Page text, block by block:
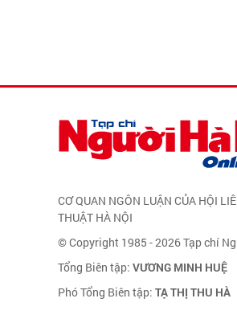
CƠ QUAN NGÔN LUẬN CỦA HỘI
THUẬT HÀ NỘI
© Copyright 1985 - 2026 Tạp chí
Tổng Biên tập: VƯƠNG MINH HUỆ
Phó Tổng Biên tập: TẠ THỊ THU HÀ